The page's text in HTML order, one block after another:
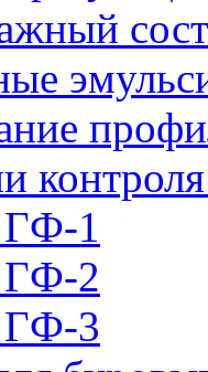
ГФ-1
ГФ-2
ГФ-3